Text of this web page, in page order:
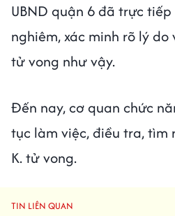
UBND quận 6 đã trực
nghiêm, xác minh rõ lý
tử vong như vậy.
Đến nay, cơ quan chức
tục làm việc, điều tra, tìm
K. tử vong.
TIN LIÊN QUAN